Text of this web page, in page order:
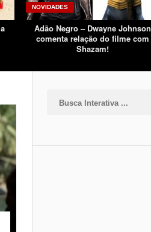
NOVIDADES
Adão Negro – Dwayne Johnson
comenta relação do filme com
Shazam!